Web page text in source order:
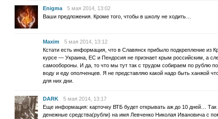
Enigma
5 мая 2014, 13:02
Ваши предложения. Кроме того, чтобы в школу не ходить…
Maxim
5 мая 2014, 13:12
Кстати есть информация, что в Славянск прибыло подкрепление из
курсе — Украина, ЕС и Пендосия не признает крым российским, а
самообороны. И да, то что мы тут так с трудом собираем по рублю
воду и еду ополченцев. Я не представляю какой надо быть ханжой
для них дни.
DARK
5 мая 2014, 13:17
Еще информация: карточку ВТБ будет открывать аж до 10 дней… Так
денежные средства(рубли) на имя Левченко Николая Ивановича с